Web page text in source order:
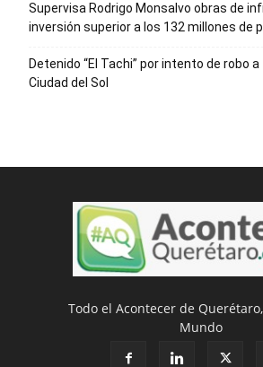
Supervisa Rodrigo Monsalvo obras de
inversión superior a los 132 millones de
Detenido “El Tachi” por intento de robo
Ciudad del Sol
Todo el Acontecer de
Mundo